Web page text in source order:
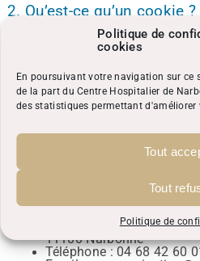
Politique de
cookies
En poursuivant votre navigation sur ce
de la part du Centre Hospitalier de
des statistiques permettant d'améliorer
Tout
Tout
Politique de
2. Qu’est-ce qu’un cookie ?
Les cookies sont de petits
stocker de petites
appareil lorsque le site Web est
site Web, à le rendre plus sûr,
expérience utilisateur, à
Web et à analyser ce qui
3. Qui est responsable du
Le responsable du traitement
Centre Hospitalier
Boulevard Docteur
11100 Narbonne
Téléphone : 04 68 42 60